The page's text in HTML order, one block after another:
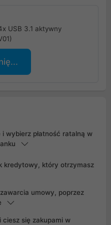
USB 3.1 aktywny
i wybierz płatność ratalną w
kredytowy, który otrzymasz
umowy, poprzez
ciesz się zakupami w